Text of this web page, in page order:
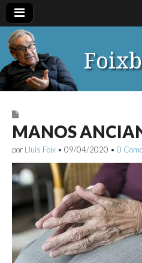
MANOS
por Lluís Foix • 09/04/2020 • 0